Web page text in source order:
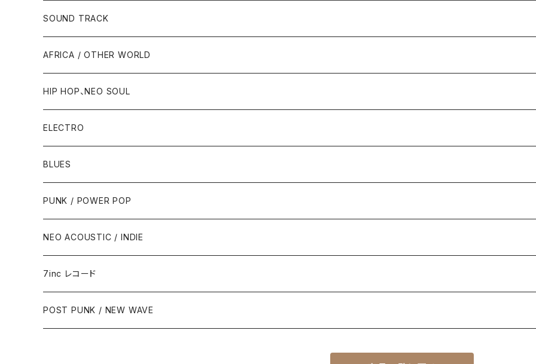
SOUND TRACK
AFRICA / OTHER WORLD
HIP HOP、NEO SOUL
ELECTRO
BLUES
PUNK / POWER POP
NEO ACOUSTIC / INDIE
7inc レコード
PUNK / 2TONE
POST PUNK / NEW WAVE